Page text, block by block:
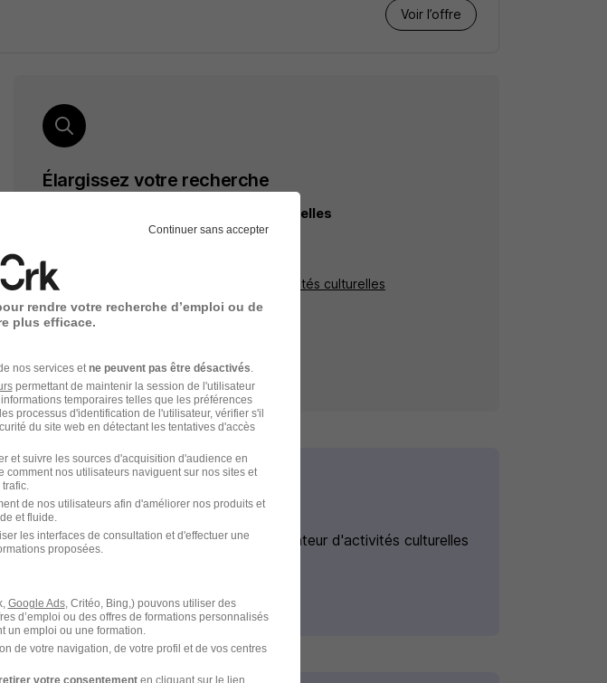
Voir l’offre
Élargissez votre recherche
Alternance Animateur d'activités culturelles
Alternance Culture
Entreprises qui recrutent Animateur d'activités culturelles
culturelles
Emploi Animateur d'activités culturelles
Continuer sans accepter
rendre votre recherche d’emploi ou de
plus efficace.
nos services etne peuvent pas être désactivés.
permettant de maintenir la session de l'utilisateur
temporaires telles que les préférences
processus d'identification de l'utilisateur, vérifier s'il
du site web en détectant les tentatives d'accès
et suivre les sources d'acquisition d'audience en
nos utilisateurs naviguent sur nos sites et
de nos utilisateurs afin d'améliorer nos produits et
et fluide.
les interfaces de consultation et d'effectuer une
proposées.
Google Ads, Critéo, Bing,) pouvons utiliser des
d’emploi ou des offres de formations personnalisés
un emploi ou une formation.
de votre navigation, de votre profil et de vos centres
votre consentementen cliquant sur le lien